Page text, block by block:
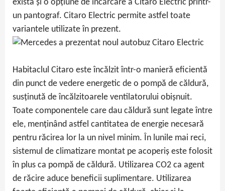
exista și o opțiune de încărcare a Citaro Electric printr-
un pantograf. Citaro Electric permite astfel toate
variantele utilizate în prezent.
Habitaclul Citaro este încălzit într-o manieră eficientă
din punct de vedere energetic de o pompă de căldură,
susținută de încălzitoarele ventilatorului obișnuit.
Toate componentele care dau căldură sunt legate între
ele, menținând astfel cantitatea de energie necesară
pentru răcirea lor la un nivel minim. În lunile mai reci,
sistemul de climatizare montat pe acoperiș este folosit
în plus ca pompă de căldură. Utilizarea CO2 ca agent
de răcire aduce beneficii suplimentare. Utilizarea